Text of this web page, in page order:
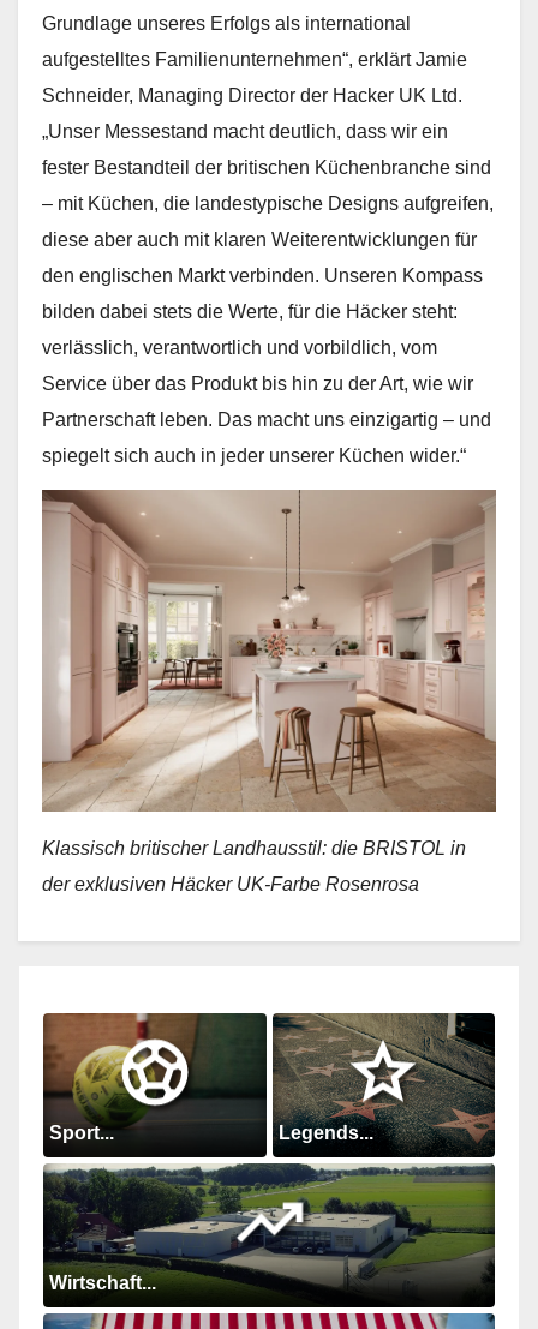
Grundlage unseres Erfolgs als international
aufgestelltes Familienunternehmen“, erklärt Jamie
Schneider, Managing Director der Hacker UK Ltd.
„Unser Messestand macht deutlich, dass wir ein
fester Bestandteil der britischen Küchenbranche sind
– mit Küchen, die landestypische Designs aufgreifen,
diese aber auch mit klaren Weiterentwicklungen für
den englischen Markt verbinden. Unseren Kompass
bilden dabei stets die Werte, für die Häcker steht:
verlässlich, verantwortlich und vorbildlich, vom
Service über das Produkt bis hin zu der Art, wie wir
Partnerschaft leben. Das macht uns einzigartig – und
spiegelt sich auch in jeder unserer Küchen wider.“
Klassisch britischer Landhausstil: die BRISTOL in
der exklusiven Häcker UK-Farbe Rosenrosa
Sport... Legends...
Wirtschaft...